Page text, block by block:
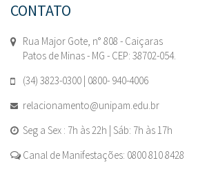
CONTATO
Rua Major Gote, n° 808 - Caiçaras
Patos de Minas - MG - CEP: 38702-054.
(34) 3823-0300 | 0800- 940-4006
relacionamento@unipam.edu.br
Seg a Sex : 7h às 22h | Sáb: 7h às 17h
Canal de Manifestações: 0800 810 8428